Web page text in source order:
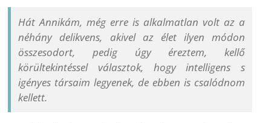
Hát Annikám, még erre is alkalmatlan volt az a
néhány delikvens, akivel az élet ilyen módon
összesodort, pedig úgy éreztem, kellő
körültekintéssel választok, hogy intelligens s
igényes társaim legyenek, de ebben is csalódnom
kellett.